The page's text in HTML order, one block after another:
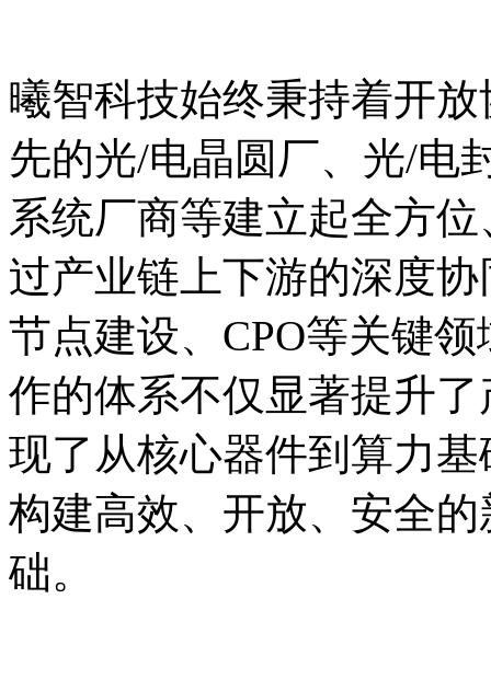
曦智科技始终秉持着开
先的光/电晶圆厂、光/电
系统厂商等建立起全方
过产业链上下游的深度
节点建设、CPO等关键
作的体系不仅显著提升
现了从核心器件到算力
构建高效、开放、安全
础。